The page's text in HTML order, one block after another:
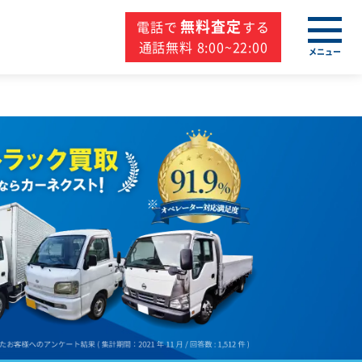
電話で 無料査定する
通話無料 8:00~22:00
メニュー